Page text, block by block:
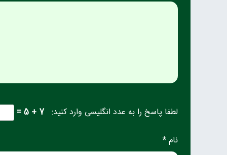
لطفا پاسخ را به عدد انگلیسی وارد کنید: 7 + 5 =
نام *